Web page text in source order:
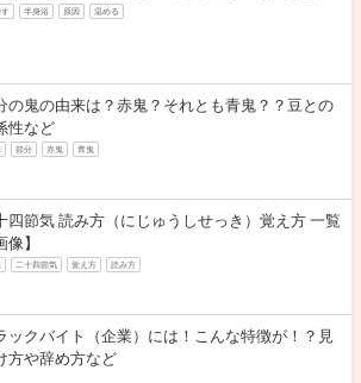
す 半身浴 原因 温める
の鬼の由来は？赤鬼？それとも青鬼？？豆との
性など
節分 赤鬼 青鬼
四節気 読み方（にじゅうしせっき）覚え方 一覧
像】
二十四節気 覚え方 読み方
ックバイト（企業）には！こんな特徴が！？見
方や辞め方など